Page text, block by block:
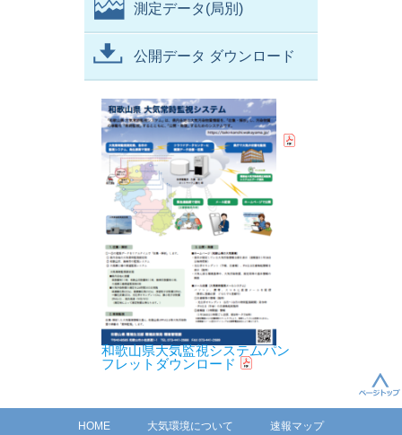
測定データ(局別)
公開データ ダウンロード
和歌山県大気監視システムパン
フレットダウンロード
HOME 大気環境について 速報マップ